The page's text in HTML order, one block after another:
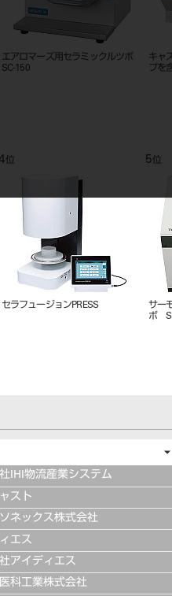
セラミックリボン NEW
30mm×10m
ア
L
10
サーモトロール用 カーボンルツ
11
エア
IHI物流産業システム
スト
ネックス株式会社
エス
アイディエス
科工業株式会社